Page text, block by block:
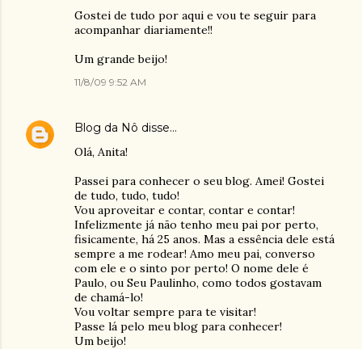
Gostei de tudo por aqui e vou te seguir para
acompanhar diariamente!!
Um grande beijo!
11/8/09 9:52 AM
Blog da Nô disse…
Olá, Anita!
Passei para conhecer o seu blog. Amei! Gostei
de tudo, tudo, tudo!
Vou aproveitar e contar, contar e contar!
Infelizmente já não tenho meu pai por perto,
fisicamente, há 25 anos. Mas a essência dele está
sempre a me rodear! Amo meu pai, converso
com ele e o sinto por perto! O nome dele é
Paulo, ou Seu Paulinho, como todos gostavam
de chamá-lo!
Vou voltar sempre para te visitar!
Passe lá pelo meu blog para conhecer!
Um beijo!